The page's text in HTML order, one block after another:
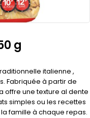
g
italienne ,
Fabriquée à partir de
offre une texture al dente
simples ou les recettes
famille à chaque repas.